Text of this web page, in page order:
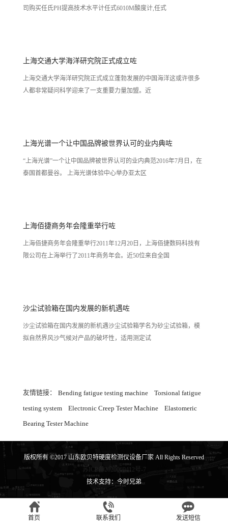
司购买任氏PH提高技术水平计任式6010M酸度计,任式
上海交通大学海洋研究院正式成立咗
上海交通大学海洋研究院正式成立蓬勃发展的中国海洋这或许很多
人都非常疑问科学迎来了一支重要力量加盟。近
上海光谱一个让中国品牌被世界认可的业内典咗
“上海光谱”一个让中国品牌被世界认可的业内典范2016年7月日，在
泰国首都曼谷。 上海光谱体验中心举办亚太区
上海佰捷商务年会隆重举行咗
上海佰捷商务年会隆重举行2011年12月20日，上海佰捷数码科技有
限公司在上海举行了2011年商务年会。近50位来自全国
沙尘试验箱在国内发展的新机遇咗
沙尘试验箱在国内发展的新机遇沙尘试验箱学名为砂尘试验箱，模
拟自然界风沙气候对产品的破坏性，适用测定试
友情链接： Bending fatigue testing machine
Torsional fatigue
testing system
Electronic Creep Tester Machine
Elastomeric
Bearing Tester Machine
版权所有 ©2017 山东欧贝特硬度检测仪设备厂家 All Rights Reserved
苏ICP备2020069412号-7
技术支持：今时兄弟
首页 联系我们 发送短信